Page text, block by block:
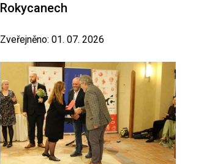
Rokycanech
Zveřejněno: 01. 07. 2026